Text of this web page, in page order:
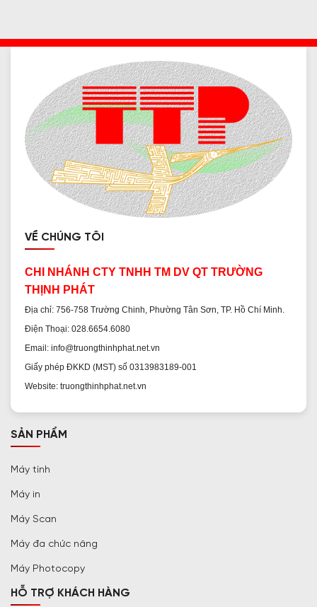
VỀ CHÚNG TÔI
CHI NHÁNH CTY TNHH TM DV QT TRƯỜNG
THỊNH PHÁT
Địa chỉ: 756-758 Trường Chinh, Phường Tân Sơn, TP. Hồ Chí Minh.
Điện Thoại: 028.6654.6080
Email: info@truongthinhphat.net.vn
Giấy phép ĐKKD (MST) số 0313983189-001
Website: truongthinhphat.net.vn
SẢN PHẨM
Máy tính
Máy in
Máy Scan
Máy đa chức năng
Máy Photocopy
HỖ TRỢ KHÁCH HÀNG